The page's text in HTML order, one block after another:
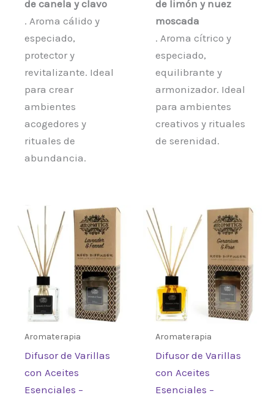
de canela y clavo
. Aroma cálido y
especiado,
protector y
revitalizante. Ideal
para crear
ambientes
acogedores y
rituales de
abundancia.
de limón y nuez
moscada
. Aroma cítrico y
especiado,
equilibrante y
armonizador. Ideal
para ambientes
creativos y rituales
de serenidad.
Aromaterapia
Difusor de Varillas
con Aceites
Esenciales –
Aromaterapia
Difusor de Varillas
con Aceites
Esenciales –